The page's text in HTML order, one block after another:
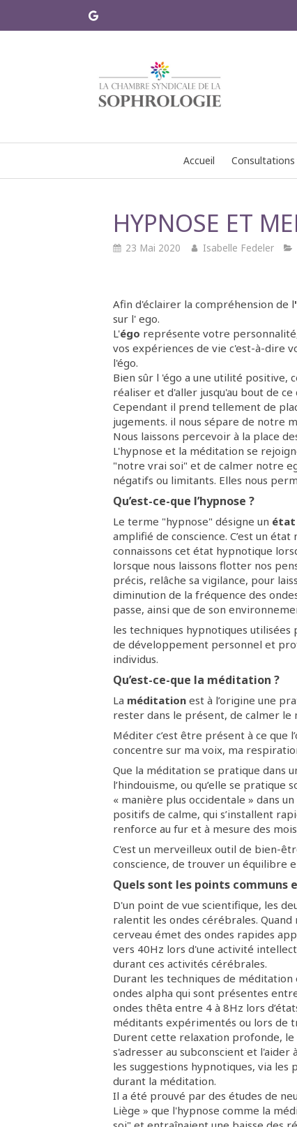
Accueil Consultations
HYPNOSE ET
23 Mai 2020 Isabelle Fedeler
Afin d'éclairer la compréhension de l
sur l' ego.
L'égo représente votre
vos expériences de vie c'est-à-dire
l'égo.
Bien sûr l 'égo a une utilité positive,
réaliser et d'aller jusqu'au bout de ce
Cependant il prend tellement de
jugements. il nous sépare de notre
Nous laissons percevoir à la place
L'hypnose et la méditation se
"notre vrai soi" et de calmer notre
négatifs ou limitants. Elles nous
Qu’est-ce-que l’hypnose ?
Le terme "hypnose" désigne un état
amplifié de conscience. C’est un
connaissons cet état hypnotique
lorsque nous laissons flotter nos
précis, relâche sa vigilance, pour
diminution de la fréquence des
passe, ainsi que de son
les techniques hypnotiques
de développement personnel et
individus.
Qu’est-ce-que la méditation ?
La méditation est à l’origine une
rester dans le présent, de calmer le
Méditer c’est être présent à ce que
concentre sur ma voix, ma
Que la méditation se pratique dans
l’hindouisme, ou qu’elle se
« manière plus occidentale » dans
positifs de calme, qui s’installent
renforce au fur et à mesure des
C'est un merveilleux outil de bien-
conscience, de trouver un équilibre
Quels sont les points communs
D'un point de vue scientifique, les
ralentit les ondes cérébrales.
cerveau émet des ondes rapides
vers 40Hz lors d'une activité
durant ces activités cérébrales.
Durant les techniques de
ondes alpha qui sont présentes
ondes thêta entre 4 à 8Hz lors
méditants expérimentés ou lors de
Durent cette relaxation profonde, le
s'adresser au subconscient et
les suggestions hypnotiques, via les
durant la méditation.
Il a été prouvé par des études de
Liège » que l'hypnose comme la